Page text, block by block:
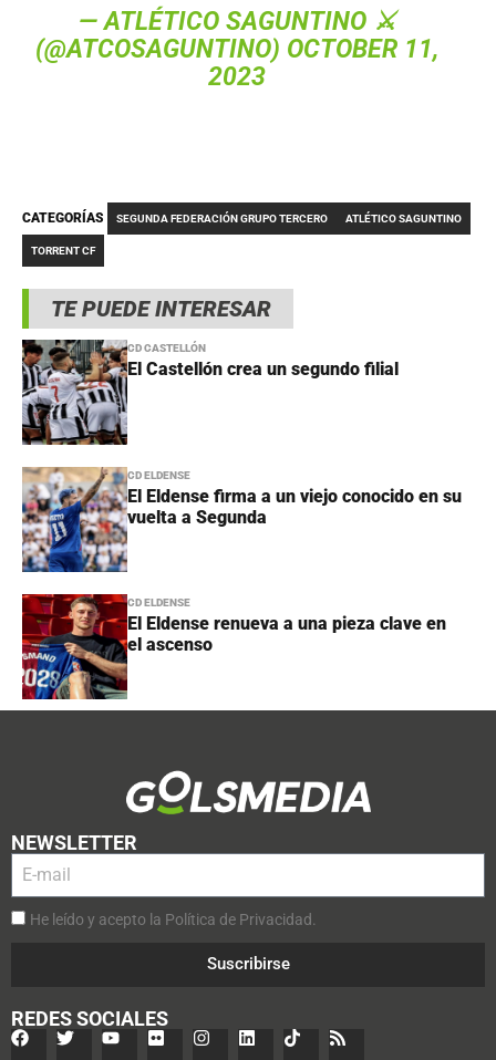
TE PUEDE INTERESAR
CD CASTELLÓN
El Castellón crea un segundo filial
CD ELDENSE
El Eldense firma a un viejo conocido en su
vuelta a Segunda
CD ELDENSE
El Eldense renueva a una pieza clave en
el ascenso
— ATLÉTICO SAGUNTINO ⚔️
(@ATCOSAGUNTINO) OCTOBER 11,
2023
CATEGORÍAS SEGUNDA FEDERACIÓN GRUPO TERCERO ATLÉTICO SAGUNTINO
TORRENT CF
NEWSLETTER
He leído y acepto la Política de Privacidad.
Suscribirse
REDES SOCIALES